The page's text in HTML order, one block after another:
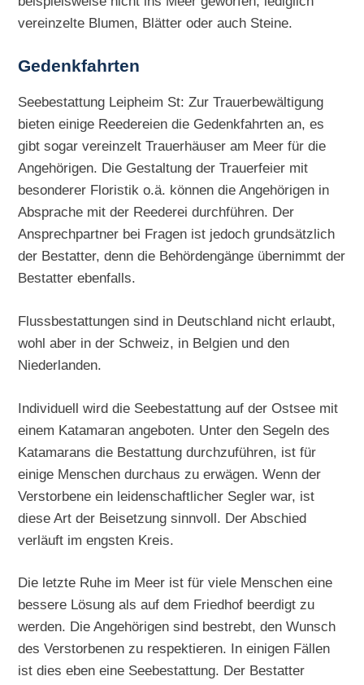
vereinzelte Blumen, Blätter oder auch Steine.
Gedenkfahrten
Seebestattung Leipheim St: Zur Trauerbewältigung
bieten einige Reedereien die Gedenkfahrten an, es
gibt sogar vereinzelt Trauerhäuser am Meer für die
Angehörigen. Die Gestaltung der Trauerfeier mit
besonderer Floristik o.ä. können die Angehörigen in
Absprache mit der Reederei durchführen. Der
Ansprechpartner bei Fragen ist jedoch grundsätzlich
der Bestatter, denn die Behördengänge übernimmt der
Bestatter ebenfalls.
Flussbestattungen sind in Deutschland nicht erlaubt,
wohl aber in der Schweiz, in Belgien und den
Niederlanden.
Individuell wird die Seebestattung auf der Ostsee mit
einem Katamaran angeboten. Unter den Segeln des
Katamarans die Bestattung durchzuführen, ist für
einige Menschen durchaus zu erwägen. Wenn der
Verstorbene ein leidenschaftlicher Segler war, ist
diese Art der Beisetzung sinnvoll. Der Abschied
verläuft im engsten Kreis.
Die letzte Ruhe im Meer ist für viele Menschen eine
bessere Lösung als auf dem Friedhof beerdigt zu
werden. Die Angehörigen sind bestrebt, den Wunsch
des Verstorbenen zu respektieren. In einigen Fällen
ist dies eben eine Seebestattung. Der Bestatter